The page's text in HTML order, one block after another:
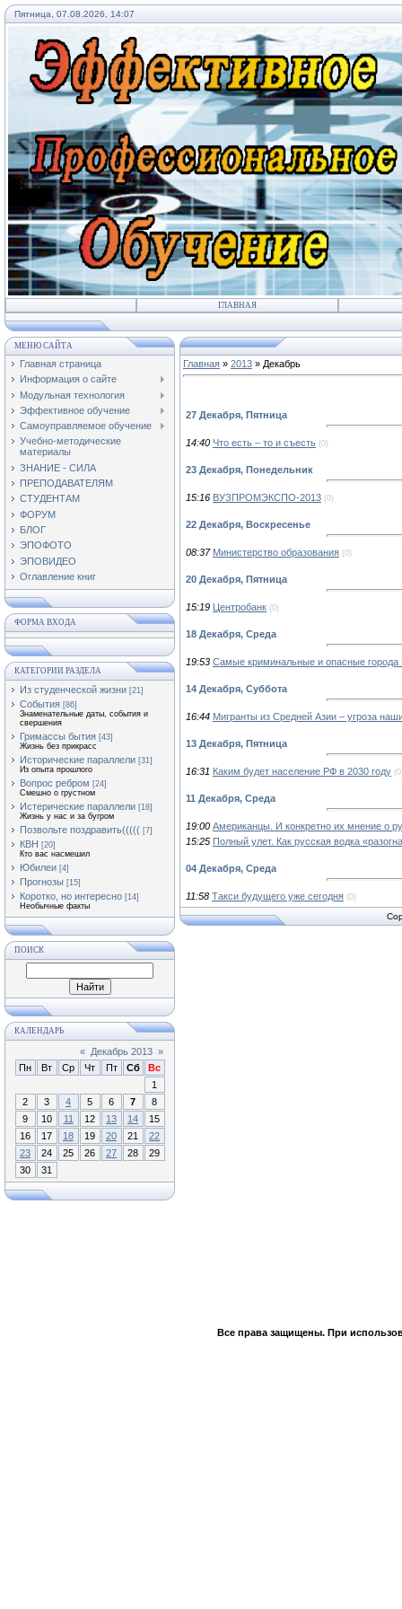
Пятница, 07.08.2026, 14:07
ГЛАВНАЯ
МЕНЮ САЙТА
Главная страница
Информация о сайте
Модульная технология
Эффективное обучение
Самоуправляемое обучение
Учебно-методические
материалы
ЗНАНИЕ - СИЛА
ПРЕПОДАВАТЕЛЯМ
СТУДЕНТАМ
ФОРУМ
БЛОГ
ЭПОФОТО
ЭПОВИДЕО
Оглавление книг
ФОРМА ВХОДА
КАТЕГОРИИ РАЗДЕЛА
Из студенческой жизни [21]
События [86]
Знаменательные даты, события и
свершения
Гримассы бытия [43]
Жизнь без прикрасс
Исторические параллели [31]
Из опыта прошлого
Вопрос ребром [24]
Смешно о грустном
Истерические параллели [18]
Жизнь у нас и за бугром
Позвольте поздравить((((( [7]
КВН [20]
Кто вас насмешил
Юбилеи [4]
Прогнозы [15]
Коротко, но интересно [14]
Необычные факты
ПОИСК
КАЛЕНДАРЬ
« Декабрь 2013 »
Пн
Вт Ср Чт Пт Сб
Вс
1
2
3 4 5 6 7
8
9
10 11 12 13 14
15
16
17 18 19 20 21
22
23
24 25 26 27 28
29
30
31
Главная » 2013 » Декабрь
27 Декабря, Пятница
14:40 Что есть – то и съесть (0)
23 Декабря, Понедельник
15:16 ВУЗПРОМЭКСПО-2013 (0)
22 Декабря, Воскресенье
08:37 Министерство образования (0)
20 Декабря, Пятница
15:19 Центробанк (0)
18 Декабря, Среда
19:53 Самые криминальные и опасные города
14 Декабря, Суббота
16:44 Мигранты из Средней Азии – угроза
13 Декабря, Пятница
16:31 Каким будет население РФ в 2030 году
11 Декабря, Среда
19:00 Американцы. И конкретно их мнение о
15:25 Полный улет. Как русская водка
04 Декабря, Среда
11:58 Такси будущего уже сегодня (0)
Все права защищены. При